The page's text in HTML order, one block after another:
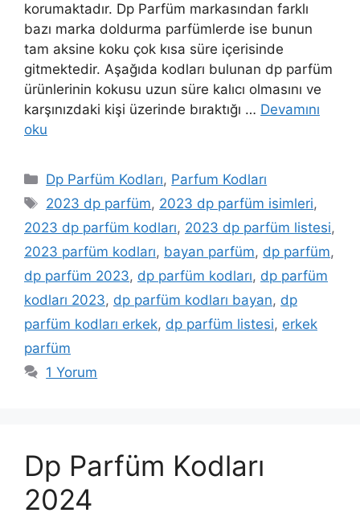
korumaktadır. Dp Parfüm markasından farklı
bazı marka doldurma parfümlerde ise bunun
tam aksine koku çok kısa süre içerisinde
gitmektedir. Aşağıda kodları bulunan dp parfüm
ürünlerinin kokusu uzun süre kalıcı olmasını ve
karşınızdaki kişi üzerinde bıraktığı … Devamını
oku
Kategoriler
Dp Parfüm Kodları, Parfum Kodları
Etiketler
2023 dp parfüm, 2023 dp parfüm isimleri,
2023 dp parfüm kodları, 2023 dp parfüm listesi,
2023 parfüm kodları, bayan parfüm, dp parfüm,
dp parfüm 2023, dp parfüm kodları, dp parfüm
kodları 2023, dp parfüm kodları bayan, dp
parfüm kodları erkek, dp parfüm listesi, erkek
parfüm
1 Yorum
Dp Parfüm Kodları
2024